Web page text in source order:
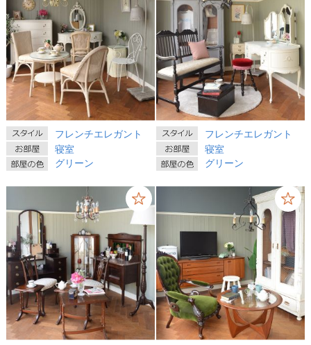
フレンチエレガント
寝室
グリーン
フレンチエレガント
寝室
グリーン